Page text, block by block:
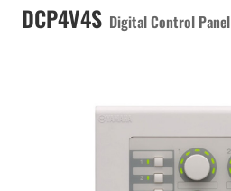
DCP4V4S Digital Control Panel